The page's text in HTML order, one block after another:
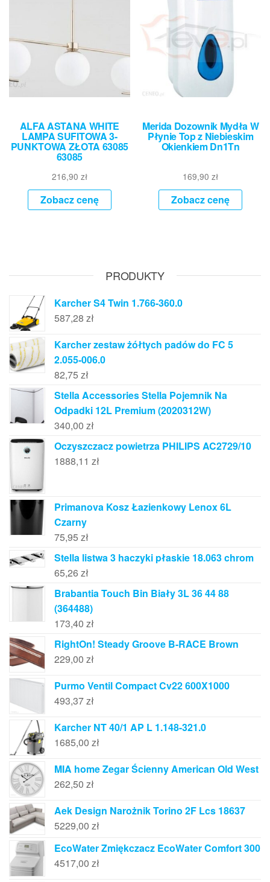
ALFA ASTANA WHITE
LAMPA SUFITOWA 3-
PUNKTOWA ZŁOTA 63085
63085
216,90 zł
Zobacz cenę
Merida Dozownik Mydła W
Płynie Top z Niebieskim
Okienkiem Dn1Tn
169,90zł
Zobacz cenę
PRODUKTY
Karcher S4 Twin 1.766-360.0
587,28 zł
Karcher zestaw żółtych padów do FC 5
2.055-006.0
82,75 zł
Stella Accessories Stella Pojemnik Na
Odpadki 12L Premium (2020312W)
340,00 zł
Oczyszczacz powietrza PHILIPS AC2729/10
1888,11 zł
Primanova Kosz Łazienkowy Lenox 6L
Czarny
75,95 zł
Stella listwa 3 haczyki płaskie 18.063 chrom
65,26 zł
Brabantia Touch Bin Biały 3L 36 44 88
(364488)
173,40 zł
RightOn! Steady Groove B-RACE Brown
229,00 zł
Purmo Ventil Compact Cv22 600X1000
493,37zł
Karcher NT 40/1 AP L 1.148-321.0
1685,00 zł
MIA home Zegar Ścienny American Old West
262,50 zł
Aek Design Narożnik Torino 2F Lcs 18637
5229,00 zł
EcoWater Zmiękczacz EcoWater Comfort 300
4517,00 zł